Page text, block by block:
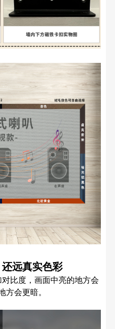
远真实色彩
比度，画面中亮的地方会
方会更暗。